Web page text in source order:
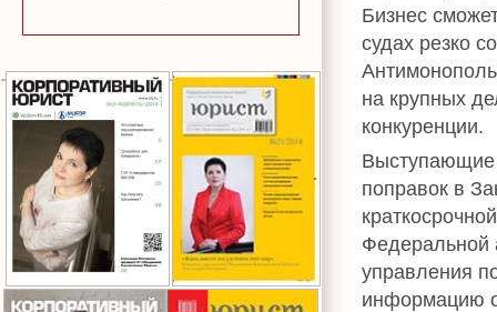
Бизнес
судах резко
на крупных
конкуренции.
поправок в
Федеральной
управления
информацию